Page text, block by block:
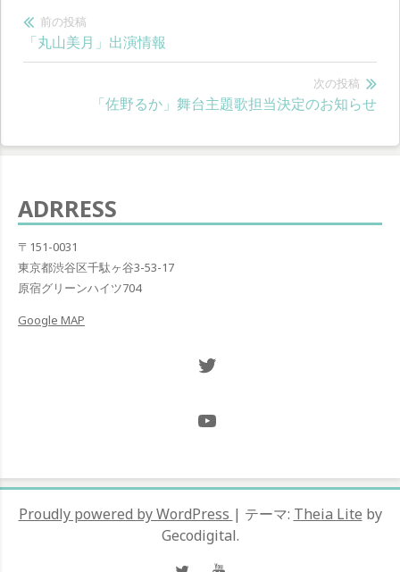
投
稿
ゲ
シ
ョ
ン
前の投稿
前
の
「丸山美月」出演情報
次の投稿
次
投
「佐野るか」舞台主題歌担当決定のお知らせ
ADRRESS
〒151-0031
東京都渋谷区千駄ヶ谷3-53-17
原宿グリーンハイツ704
Google MAP
Proudly powered by WordPress | テーマ: Theia Lite by
Gecodigital.